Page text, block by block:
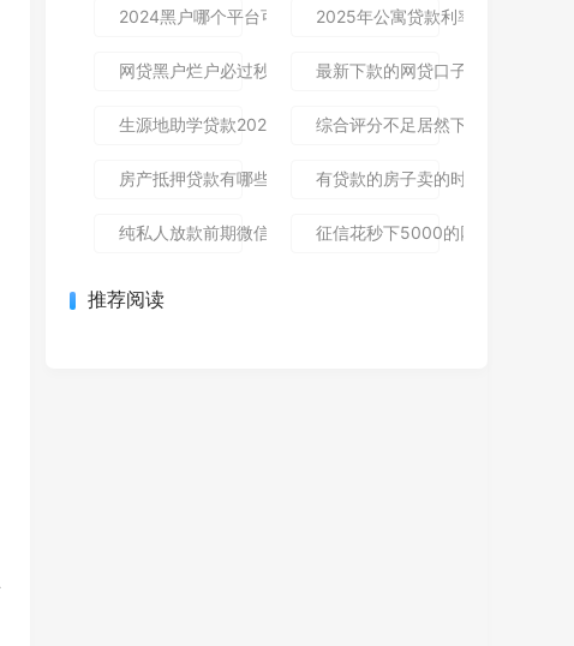
2024黑户哪个平台可以借到钱,隆重介绍5个免审秒批的分享
2025年公寓贷款利率是多少？别
网贷黑户烂户必过秒下款9月高通过率指南！顺便整理这5个
最新下款的网贷口子论坛,全网收
生源地助学贷款2025年发放时间及到账流程详解
综合评分不足居然下款了,简单汇
房产抵押贷款有哪些风险？一文讲清所有风险点，新手办理
有贷款的房子卖的时候贷款怎么
纯私人放款前期微信私人贷,为您介绍5款包下款的黑户口子
征信花秒下5000的网贷哪个还能
推荐阅读